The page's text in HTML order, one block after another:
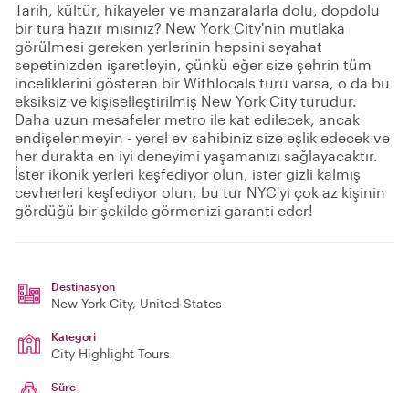
Tarih, kültür, hikayeler ve manzaralarla dolu, dopdolu
bir tura hazır mısınız? New York City'nin mutlaka
görülmesi gereken yerlerinin hepsini seyahat
sepetinizden işaretleyin, çünkü eğer size şehrin tüm
inceliklerini gösteren bir Withlocals turu varsa, o da bu
eksiksiz ve kişiselleştirilmiş New York City turudur.
Daha uzun mesafeler metro ile kat edilecek, ancak
endişelenmeyin - yerel ev sahibiniz size eşlik edecek ve
her durakta en iyi deneyimi yaşamanızı sağlayacaktır.
İster ikonik yerleri keşfediyor olun, ister gizli kalmış
cevherleri keşfediyor olun, bu tur NYC'yi çok az kişinin
gördüğü bir şekilde görmenizi garanti eder!
Destinasyon
New York City, United States
Kategori
City Highlight Tours
Süre